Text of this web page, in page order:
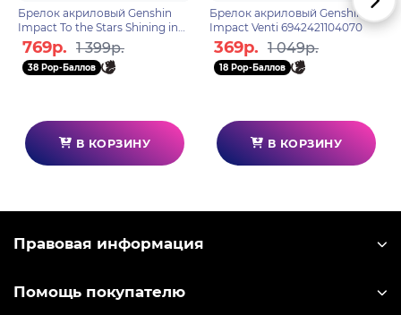
Брелок акриловый Genshin
Impact To the Stars Shining in
the Depths Ризли
6942421102212
769р. 1 399р.
38 Pop-Баллов
В КОРЗИНУ
Брелок акриловый Genshin
Impact Venti 6942421104070
369р. 1 049р.
18 Pop-Баллов
В КОРЗИНУ
Правовая информация
Помощь покупателю